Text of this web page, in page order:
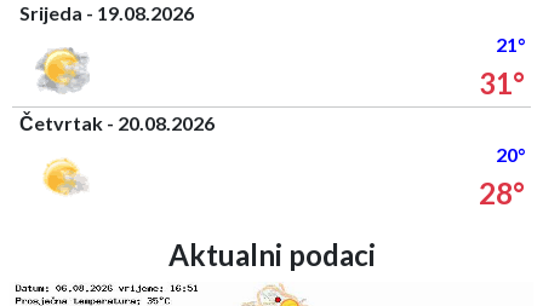
Srijeda - 19.08.2026
21°
31°
Četvrtak - 20.08.2026
20°
28°
Aktualni podaci